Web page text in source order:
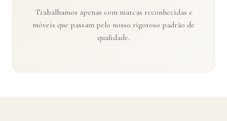
Trabalhamos apenas com marcas reconhecidas e
móveis que passam pelo nosso rigoroso padrão de
qualidade.